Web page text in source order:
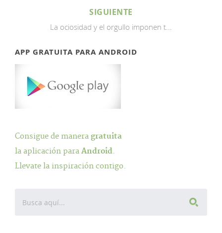
SIGUIENTE
La ociosidad y el orgullo imponen t...
APP GRATUITA PARA ANDROID
Consigue de manera gratuita
la aplicación para Android.
Llevate la inspiración contigo.